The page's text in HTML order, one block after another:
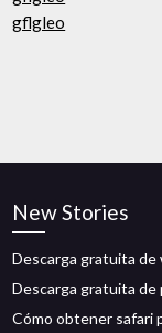
gflgleo
New Stories
Descarga gratuita
Descarga gratuita de
Cómo obtener safari